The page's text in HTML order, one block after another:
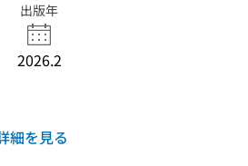
出版年
2026.2
細を見る